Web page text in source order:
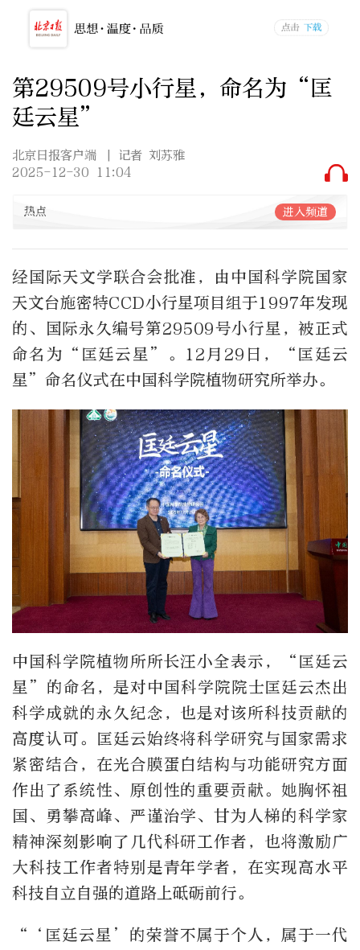
第29509号小行星，命名为“匡
廷云星”
北京日报客户端
| 记者 刘苏雅
2025-12-30 11:04
热点 进入频道
经国际天文学联合会批准，由中国科学院国家
天文台施密特CCD小行星项目组于1997年发现
的、国际永久编号第29509号小行星，被正式
命名为“匡廷云星”。12月29日，“匡廷云
星”命名仪式在中国科学院植物研究所举办。
中国科学院植物所所长汪小全表示，“匡廷云
星”的命名，是对中国科学院院士匡廷云杰出
科学成就的永久纪念，也是对该所科技贡献的
高度认可。匡廷云始终将科学研究与国家需求
紧密结合，在光合膜蛋白结构与功能研究方面
作出了系统性、原创性的重要贡献。她胸怀祖
国、勇攀高峰、严谨治学、甘为人梯的科学家
精神深刻影响了几代科研工作者，也将激励广
大科技工作者特别是青年学者，在实现高水平
科技自立自强的道路上砥砺前行。
“‘匡廷云星’的荣誉不属于个人，属于一代